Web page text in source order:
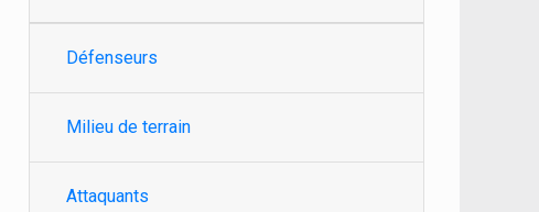
Défenseurs
Milieu de terrain
Attaquants